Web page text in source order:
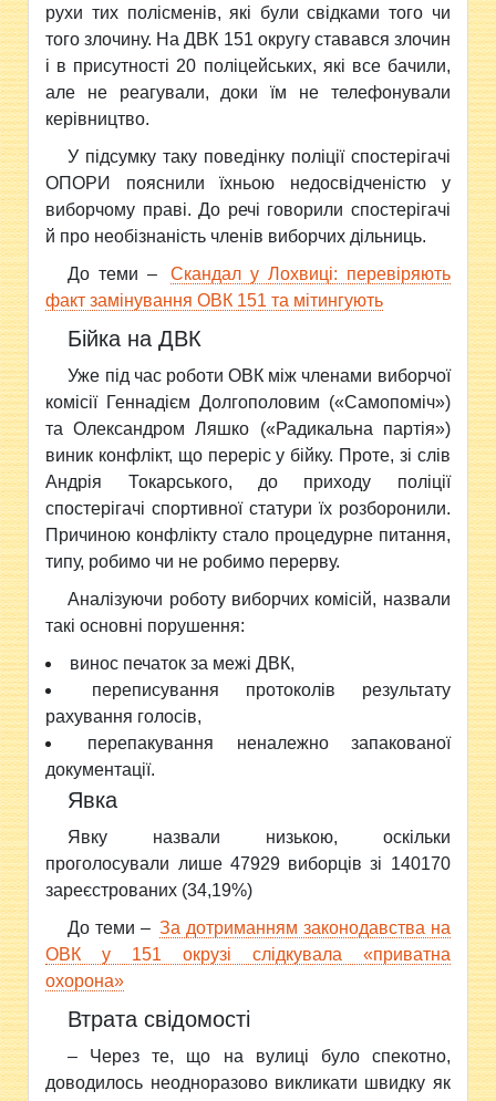
рухи тих полісменів, які були свідками того чи
того злочину. На ДВК 151 округу ставався злочин
і в присутності 20 поліцейських, які все бачили,
але не реагували, доки їм не телефонували
керівництво.
У підсумку таку поведінку поліції спостерігачі
ОПОРИ пояснили їхньою недосвідченістю у
виборчому праві. До речі говорили спостерігачі
й про необізнаність членів виборчих дільниць.
До теми –
Скандал у Лохвиці: перевіряють
факт замінування ОВК 151 та мітингують
Бійка на ДВК
Уже під час роботи ОВК між членами виборчої
комісії Геннадієм Долгополовим («Самопоміч»)
та Олександром Ляшко («Радикальна партія»)
виник конфлікт, що переріс у бійку. Проте, зі слів
Андрія Токарського, до приходу поліції
спостерігачі спортивної статури їх розборонили.
Причиною конфлікту стало процедурне питання,
типу, робимо чи не робимо перерву.
Аналізуючи роботу виборчих комісій, назвали
такі основні порушення:
винос печаток за межі ДВК,
переписування протоколів результату
рахування голосів,
перепакування неналежно запакованої
документації.
Явка
Явку назвали низькою, оскільки
проголосували лише 47929 виборців зі 140170
зареєстрованих (34,19%)
До теми – За дотриманням законодавства на
ОВК у 151 окрузі слідкувала «приватна
охорона»
Втрата свідомості
– Через те, що на вулиці було спекотно,
доводилось неодноразово викликати швидку як